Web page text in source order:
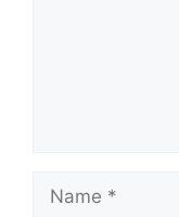
Name